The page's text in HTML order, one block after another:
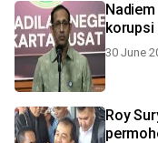
korupsi
30 June
Roy